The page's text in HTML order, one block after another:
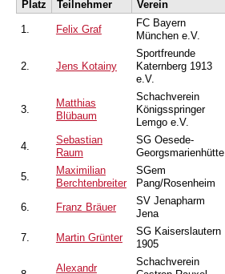
Platz Teilnehmer Verein
1. Felix Graf
FC Bayern
München e.V.
2. Jens Kotainy
Sportfreunde
Katernberg 1913
e.V.
3.
Matthias
Blübaum
Schachverein
Königsspringer
Lemgo e.V.
4.
Sebastian
Raum
SG Oesede-
Georgsmarienhütte
5.
Maximilian
Berchtenbreiter
SGem
Pang/Rosenheim
6. Franz Bräuer
SV Jenapharm
Jena
7. Martin Grünter
SG Kaiserslautern
1905
Alexandr
Schachverein